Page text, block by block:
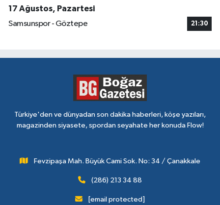
17 Ağustos, Pazartesi
Samsunspor - Göztepe
21:30
Türkiye'den ve dünyadan son dakika haberleri, köşe yazıları,
magazinden siyasete, spordan seyahate her konuda Flow!
Fevzipaşa Mah. Büyük Cami Sok. No: 34 / Çanakkale
(286) 213 34 88
[email protected]